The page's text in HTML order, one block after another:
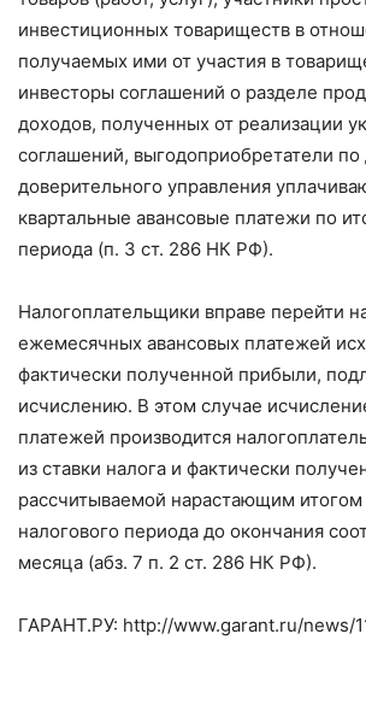
инвестиционных товариществ в
получаемых ими от участия в
инвесторы соглашений о разделе
доходов, полученных от реализации
соглашений, выгодоприобретатели по
доверительного управления
квартальные авансовые платежи по
периода (п. 3 ст. 286 НК РФ).
Налогоплательщики вправе перейти
ежемесячных авансовых платежей
фактически полученной прибыли,
исчислению. В этом случае
платежей производится
из ставки налога и фактически
рассчитываемой нарастающим итогом
налогового периода до окончания
месяца (абз. 7 п. 2 ст. 286 НК РФ).
ГАРАНТ.РУ: http://www.garant.ru/news/